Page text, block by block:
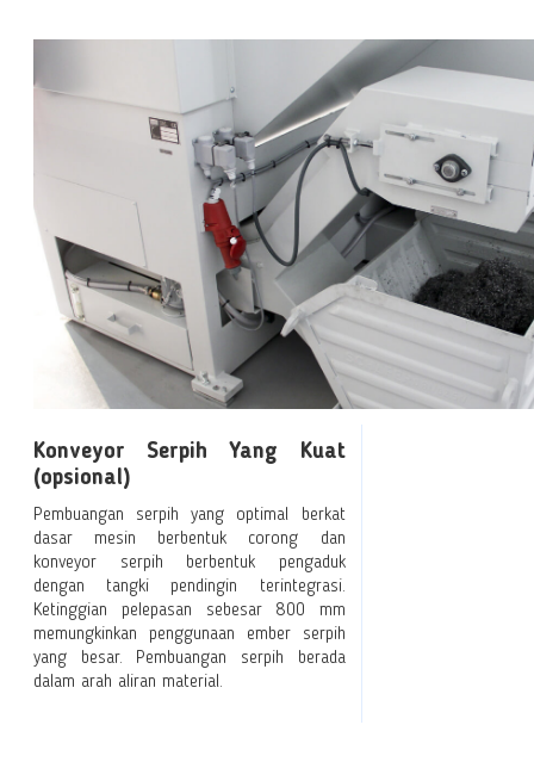
Konveyor Serpih Yang Kuat
(opsional)
Pembuangan serpih yang optimal berkat
dasar mesin berbentuk corong dan
konveyor serpih berbentuk pengaduk
dengan tangki pendingin terintegrasi.
Ketinggian pelepasan sebesar 800 mm
memungkinkan penggunaan ember serpih
yang besar. Pembuangan serpih berada
dalam arah aliran material.